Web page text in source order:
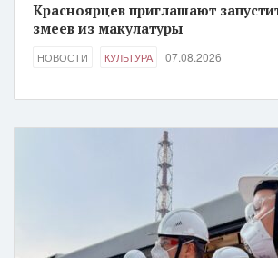
Красноярцев приглашают
змеев из макулатуры
НОВОСТИ КУЛЬТУРА 07.08.2026